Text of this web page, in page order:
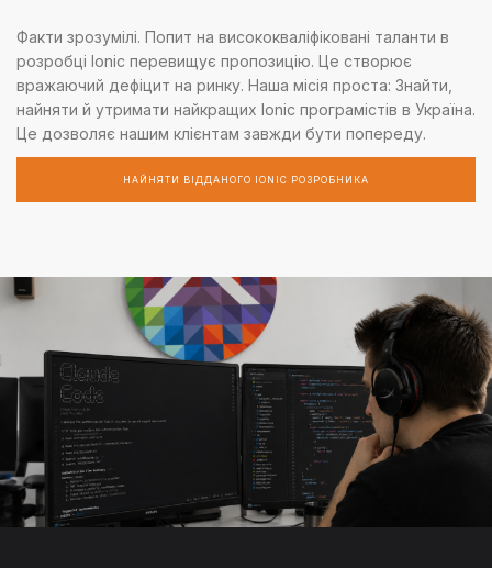
Факти зрозумілі. Попит на висококваліфіковані таланти в
розробці Ionic перевищує пропозицію. Це створює
вражаючий дефіцит на ринку. Наша місія проста: Знайти,
найняти й утримати найкращих Ionic програмістів в Україна.
Це дозволяє нашим клієнтам завжди бути попереду.
НАЙНЯТИ ВІДДАНОГО IONIC РОЗРОБНИКА